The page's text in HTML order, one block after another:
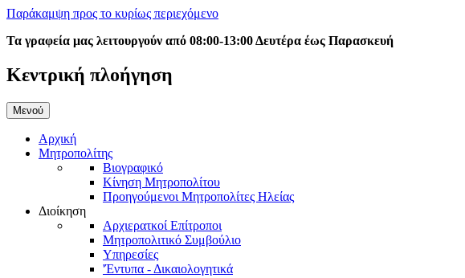
Παράκαμψη προς το κυρίως περιεχόμενο
Τα γραφεία μας λειτουργούν από 08:00-13:00 Δευτέρα έως Παρασκευή
Κεντρική πλοήγηση
Μενού
Αρχική
Μητροπολίτης
Βιογραφικό
Κίνηση Μητροπολίτου
Προηγούμενοι Μητροπολίτες Ηλείας
Διοίκηση
Αρχιερατκοί Επίτροποι
Μητροπολιτικό Συμβούλιο
Υπηρεσίες
'Έντυπα - Δικαιολογητικά